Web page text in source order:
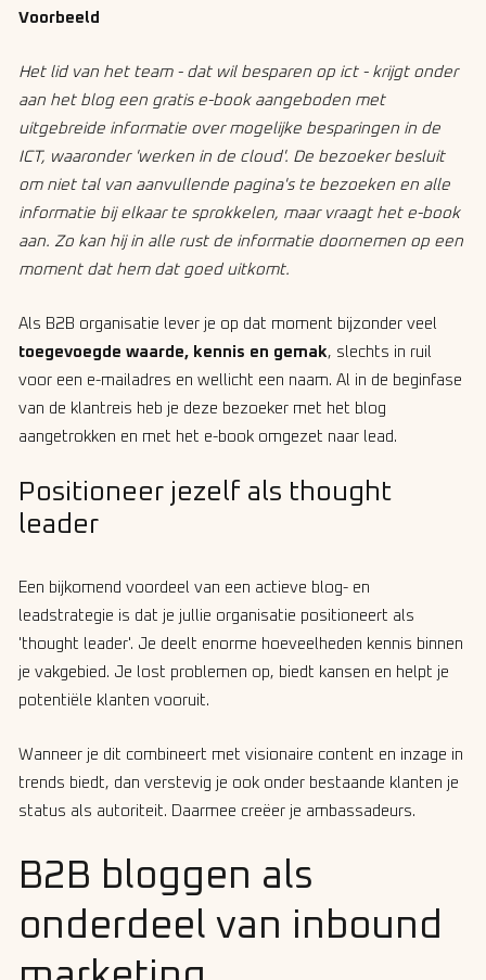
Voorbeeld
Het lid van het team - dat wil besparen op ict - krijgt onder
aan het blog een gratis e-book aangeboden met
uitgebreide informatie over mogelijke besparingen in de
ICT, waaronder 'werken in de cloud'. De bezoeker besluit
om niet tal van aanvullende pagina's te bezoeken en alle
informatie bij elkaar te sprokkelen, maar vraagt het e-book
aan. Zo kan hij in alle rust de informatie doornemen op een
moment dat hem dat goed uitkomt.
Als B2B organisatie lever je op dat moment bijzonder veel
toegevoegde waarde, kennis en gemak, slechts in ruil
voor een e-mailadres en wellicht een naam. Al in de beginfase
van de klantreis heb je deze bezoeker met het blog
aangetrokken en met het e-book omgezet naar lead.
Positioneer jezelf als thought
leader
Een bijkomend voordeel van een actieve blog- en
leadstrategie is dat je jullie organisatie positioneert als
'thought leader'. Je deelt enorme hoeveelheden kennis binnen
je vakgebied. Je lost problemen op, biedt kansen en helpt je
potentiële klanten vooruit.
Wanneer je dit combineert met visionaire content en inzage in
trends biedt, dan verstevig je ook onder bestaande klanten je
status als autoriteit. Daarmee creëer je ambassadeurs.
B2B bloggen als
onderdeel van inbound